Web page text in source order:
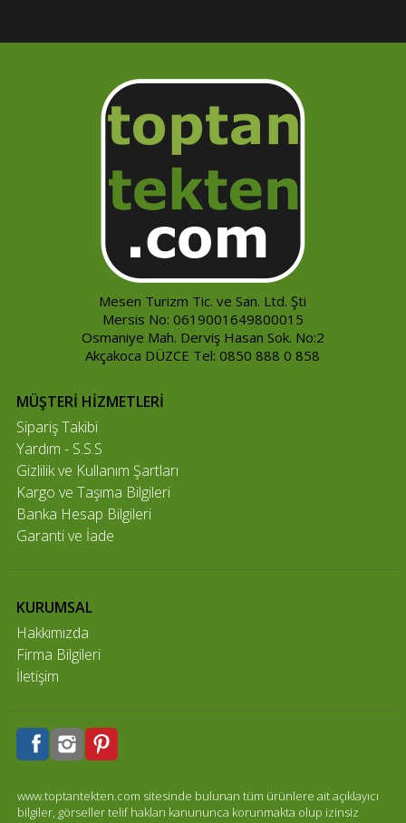
Mesen Turizm Tic. ve San. Ltd. Şti
Mersis No: 0619001649800015
Osmaniye Mah. Derviş Hasan Sok. No:2
Akçakoca DÜZCE Tel: 0850 888 0 858
MÜŞTERİ HİZMETLERİ
Sipariş Takibi
Yardım - S.S.S
Gizlilik ve Kullanım Şartları
Kargo ve Taşıma Bilgileri
Banka Hesap Bilgileri
Garanti ve İade
KURUMSAL
Hakkımızda
Firma Bilgileri
İletişim
www.toptantekten.com sitesinde bulunan tüm ürünlere ait açıklayıcı
bilgiler, görseller telif hakları kanununca korunmakta olup izinsiz